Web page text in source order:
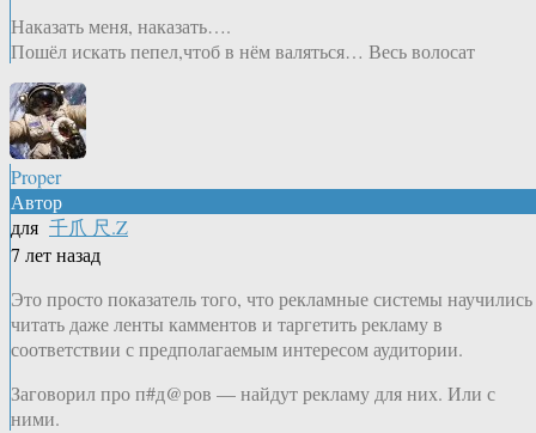
Наказать меня, наказать….
Пошёл искать пепел,чтоб в нём валяться… Весь волосат
Proper
Автор
для 千爪 尺.Z
7 лет назад
Это просто показатель того, что рекламные системы научились
читать даже ленты камментов и таргетить рекламу в
соответствии с предполагаемым интересом аудитории.
Заговорил про п#д@ров — найдут рекламу для них. Или с
ними.